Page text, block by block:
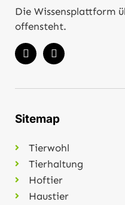
Die Wissensplattform
offensteht.
Sitemap
Tierwohl
Tierhaltung
Hoftier
Haustier